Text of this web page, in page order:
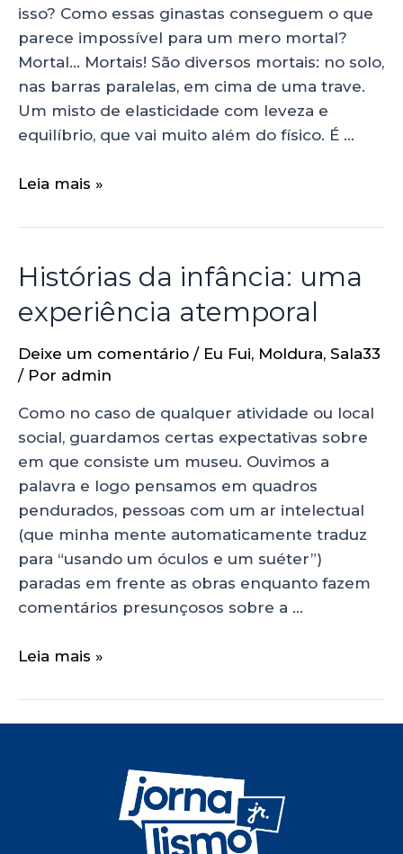
isso? Como essas ginastas conseguem o que
parece impossível para um mero mortal?
Mortal… Mortais! São diversos mortais: no solo,
nas barras paralelas, em cima de uma trave.
Um misto de elasticidade com leveza e
equilíbrio, que vai muito além do físico. É …
Leia mais »
Histórias da infância: uma
experiência atemporal
Deixe um comentário / Eu Fui, Moldura, Sala33
/ Por admin
Como no caso de qualquer atividade ou local
social, guardamos certas expectativas sobre
em que consiste um museu. Ouvimos a
palavra e logo pensamos em quadros
pendurados, pessoas com um ar intelectual
(que minha mente automaticamente traduz
para “usando um óculos e um suéter”)
paradas em frente as obras enquanto fazem
comentários presunçosos sobre a …
Leia mais »